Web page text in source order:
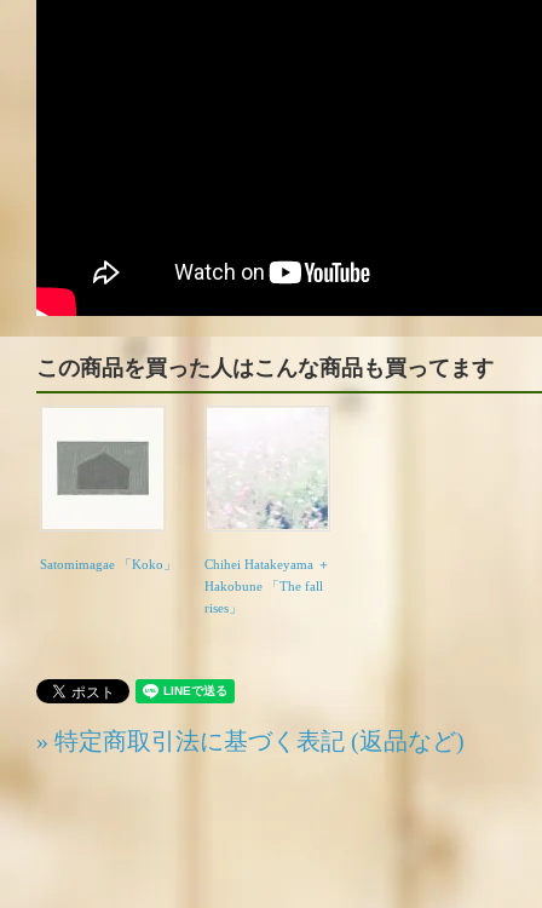
この商品を買った人はこんな商品も買ってます
Satomimagae 「Koko」
Chihei Hatakeyama ＋
Hakobune 「The fall
rises」
» 特定商取引法に基づく表記 (返品など)